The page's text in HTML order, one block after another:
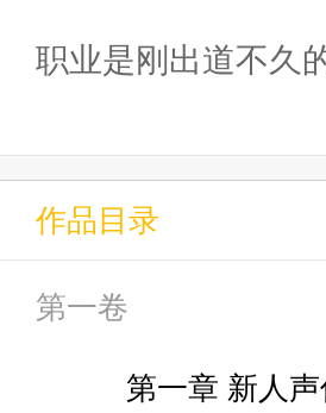
职业是刚出道不久
为生活所迫，只好
“我之所以选择当
作品目录
第一卷
第一章 新人